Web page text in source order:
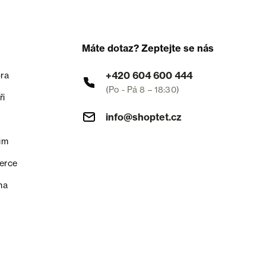
Máte dotaz? Zeptejte se nás
+420 604 600 444
(Po - Pá 8 – 18:30)
info@shoptet.cz